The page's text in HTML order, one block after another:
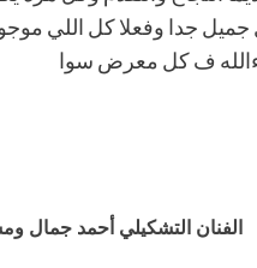
جدا وفعلا كل اللي
ف كل معرض سوا